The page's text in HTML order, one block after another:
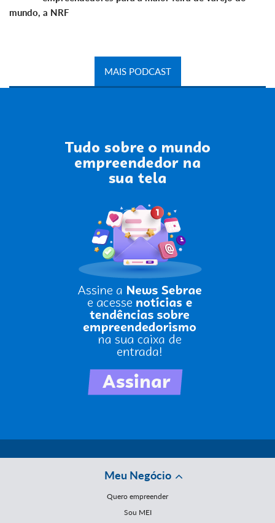
mundo, a NRF
MAIS PODCAST
Meu Negócio
Quero empreender
Sou MEI